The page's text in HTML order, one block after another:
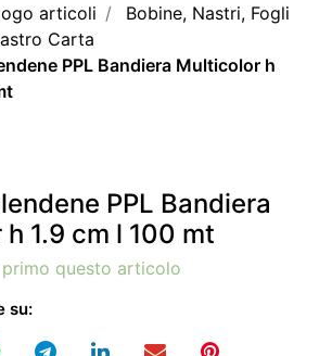
articoli
Bobine, Nastri, Fogli
Carta
PPL Bandiera Multicolor h
PPL Bandiera
1.9 cm l 100 mt
primo questo articolo
su: